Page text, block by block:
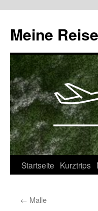
springen
Meine
Startseite Kurztrips
← Malle